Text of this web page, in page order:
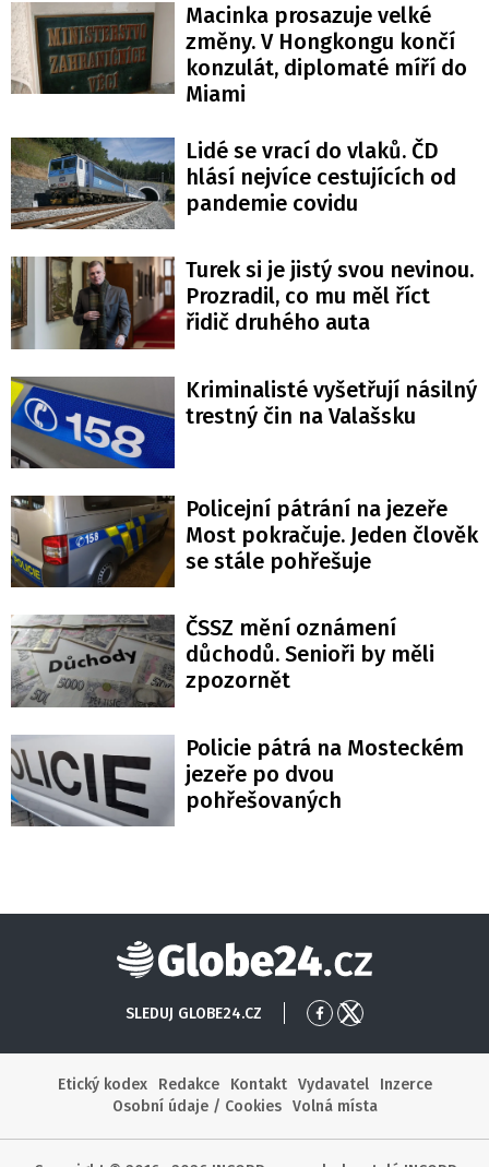
Macinka prosazuje velké
změny. V Hongkongu končí
konzulát, diplomaté míří do
Miami
Lidé se vrací do vlaků. ČD
hlásí nejvíce cestujících od
pandemie covidu
Turek si je jistý svou nevinou.
Prozradil, co mu měl říct
řidič druhého auta
Kriminalisté vyšetřují násilný
trestný čin na Valašsku
Policejní pátrání na jezeře
Most pokračuje. Jeden člověk
se stále pohřešuje
ČSSZ mění oznámení
důchodů. Senioři by měli
zpozornět
Policie pátrá na Mosteckém
jezeře po dvou
pohřešovaných
Globe24
SLEDUJ GLOBE24.CZ
PřejítPřejít
Etický kodex
Redakce Kontakt Vydavatel
Inzerce
Osobní údaje / Cookies
Volná místa